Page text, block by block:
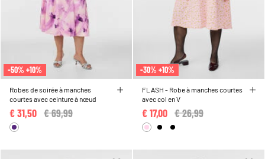
-50% +10%
Robes de soirée à manches
courtes avec ceinture à nœud
Price reduced from
€ 69,99
€ 31,50
-30% +10%
FLASH - Robe à manches courtes
avec col en V
Price reduced from
€ 26,99
€ 17,00